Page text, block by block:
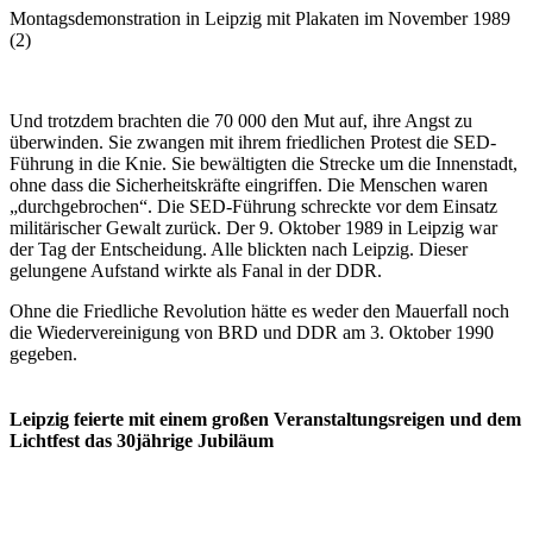
Montagsdemonstration in Leipzig mit Plakaten im November 1989
(2)
Und trotzdem brachten die 70 000 den Mut auf, ihre Angst zu
überwinden. Sie zwangen mit ihrem friedlichen Protest die SED-
Führung in die Knie. Sie bewältigten die Strecke um die Innenstadt,
ohne dass die Sicherheitskräfte eingriffen. Die Menschen waren
„durchgebrochen“. Die SED-Führung schreckte vor dem Einsatz
militärischer Gewalt zurück. Der 9. Oktober 1989 in Leipzig war
der Tag der Entscheidung. Alle blickten nach Leipzig. Dieser
gelungene Aufstand wirkte als Fanal in der DDR.
Ohne die Friedliche Revolution hätte es weder den Mauerfall noch
die Wiedervereinigung von BRD und DDR am 3. Oktober 1990
gegeben.
Leipzig feierte mit einem großen Veranstaltungsreigen und dem
Lichtfest das 30jährige Jubiläum